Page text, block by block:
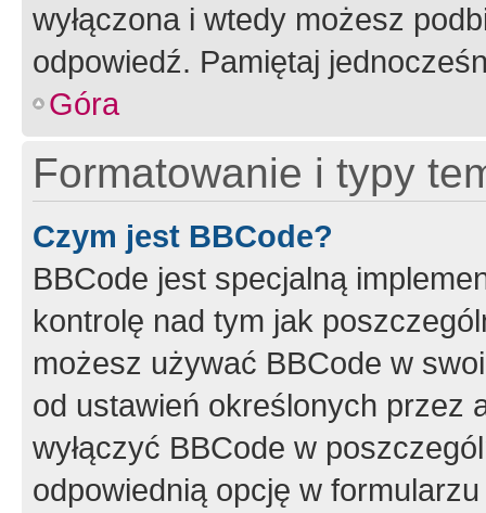
wyłączona i wtedy możesz
odpowiedź. Pamiętaj
Góra
Formatowanie i typy
Czym jest BBCode?
BBCode jest specjalną
kontrolę nad tym jak
możesz używać BBCode w
od ustawień określonych przez
wyłączyć BBCode w
odpowiednią opcję w